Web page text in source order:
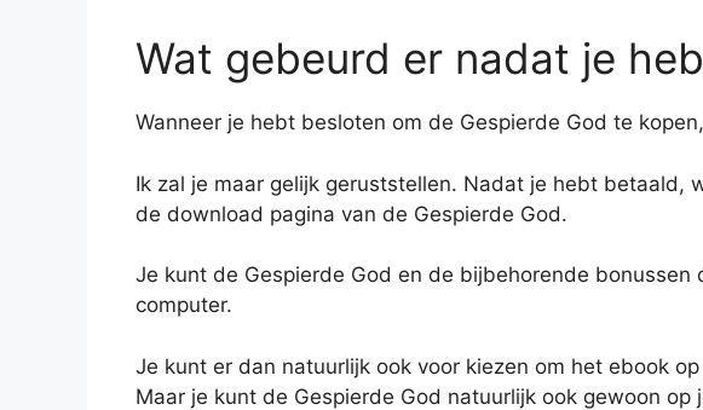
Wat gebeurd er nadat je
Wanneer je hebt besloten om de Gespierde God te
Ik zal je maar gelijk geruststellen. Nadat je hebt betaald,
de download pagina van de Gespierde God.
Je kunt de Gespierde God en de bijbehorende bonussen
computer.
Je kunt er dan natuurlijk ook voor kiezen om het ebook
Maar je kunt de Gespierde God natuurlijk ook gewoon